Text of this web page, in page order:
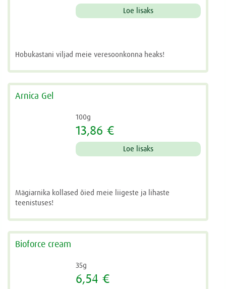
Loe lisaks
Hobukastani viljad meie veresoonkonna heaks!
Arnica Gel
100g
13,86 €
Loe lisaks
Mägiarnika kollased õied meie liigeste ja lihaste
teenistuses!
Bioforce cream
35g
6,54 €